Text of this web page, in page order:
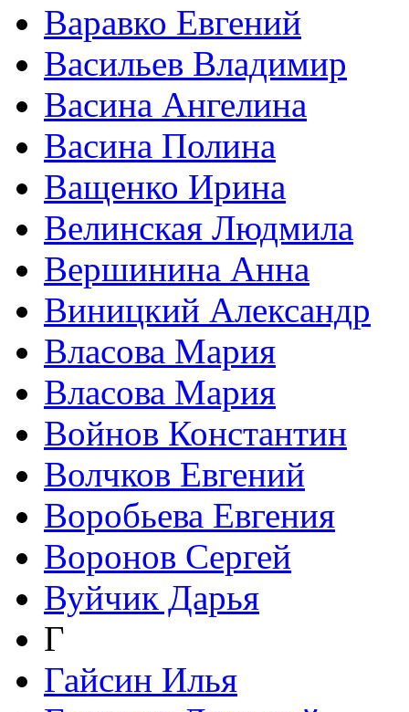
Варавко Евгений
Васильев Владимир
Васина Ангелина
Васина Полина
Ващенко Ирина
Велинская Людмила
Вершинина Анна
Виницкий Александр
Власова Мария
Власова Мария
Войнов Константин
Волчков Евгений
Воробьева Евгения
Воронов Сергей
Вуйчик Дарья
Г
Гайсин Илья